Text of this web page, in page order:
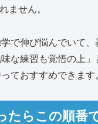
ません。
で伸び悩んでいて、
な練習も覚悟の上
ておすすめできます
たらこの順番